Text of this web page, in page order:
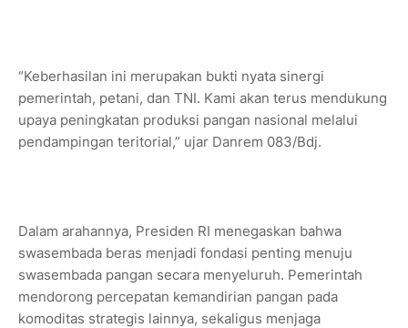
“Keberhasilan ini merupakan bukti nyata sinergi
pemerintah, petani, dan TNI. Kami akan terus mendukung
upaya peningkatan produksi pangan nasional melalui
pendampingan teritorial,” ujar Danrem 083/Bdj.
Dalam arahannya, Presiden RI menegaskan bahwa
swasembada beras menjadi fondasi penting menuju
swasembada pangan secara menyeluruh. Pemerintah
mendorong percepatan kemandirian pangan pada
komoditas strategis lainnya, sekaligus menjaga